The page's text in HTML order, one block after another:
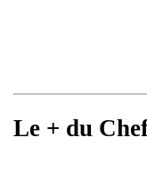
Le + du